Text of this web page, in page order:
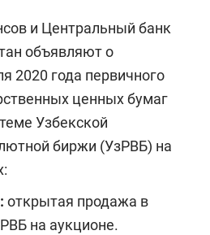
и Центральный банк
объявляют о
2020 года первичного
ценных бумаг
Узбекской
биржи (УзРВБ) на
открытая продажа в
на аукционе.